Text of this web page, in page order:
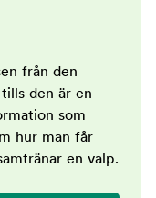
från den
den är en
som
hur man får
en valp.